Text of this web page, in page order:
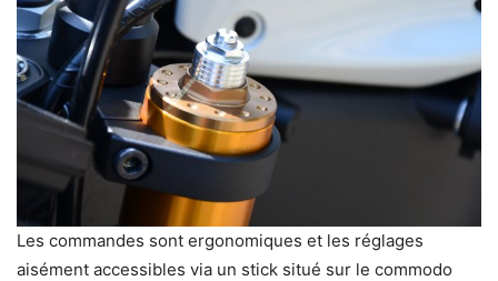
Les commandes sont ergonomiques et les réglages
aisément accessibles via un stick situé sur le commodo